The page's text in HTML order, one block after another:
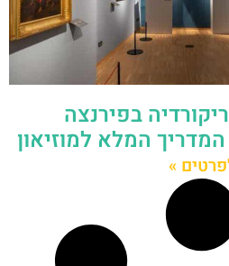
בפירנצה
»